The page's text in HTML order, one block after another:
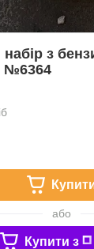
з
№6364
або
Купити з